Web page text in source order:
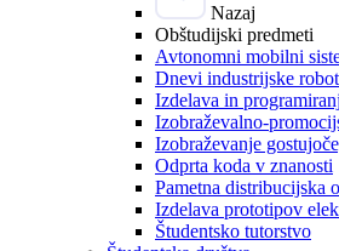
Nazaj
Obštudijski predmeti
Avtonomni mobilni
Dnevi industrijske
Izdelava in
Izobraževalno-
Izobraževanje
Odprta koda v znanosti
Pametna distribucijska
Izdelava prototipov
Študentsko tutorstvo